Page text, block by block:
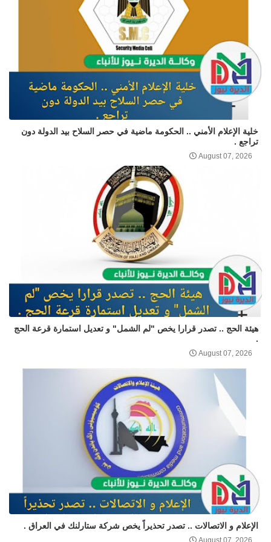
خلية الإعلام الأمني .. الحكومة ماضية في حصر السلاح بيد الدولة دون
تراجع .
August 07, 2026
هيئة الحج .. تصدر قرارا يخص "لم الشمل" و تعديل استمارة قرعة الحج
.
August 07, 2026
الإعلام و الاتصالات .. تصدر تحذيراً يخص شركة ستارلنك في العراق .
August 07, 2026